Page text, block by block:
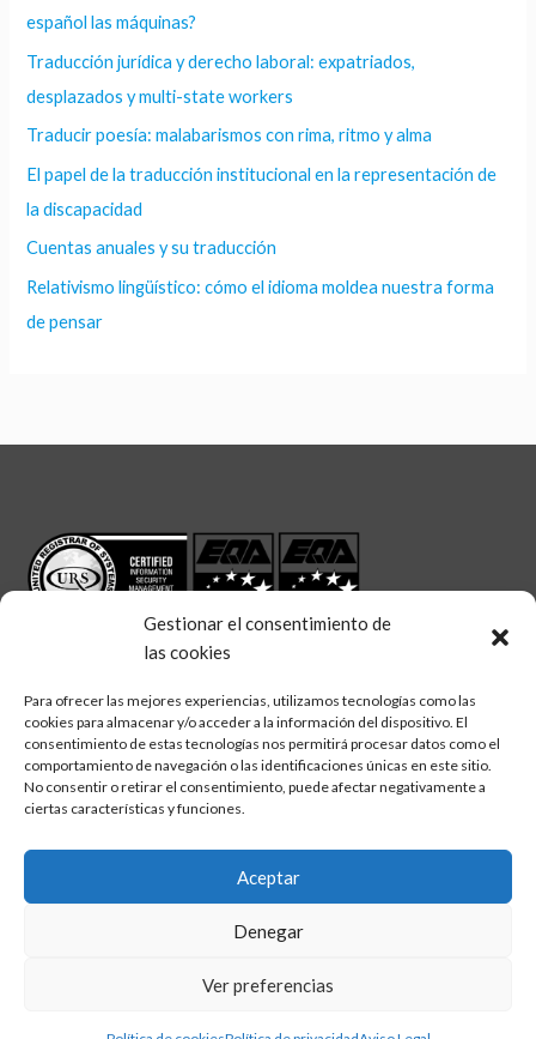
Gestionar el consentimiento de
las cookies
Para ofrecer las mejores experiencias, utilizamos tecnologías como las
cookies para almacenar y/o acceder a la información del dispositivo. El
consentimiento de estas tecnologías nos permitirá procesar datos como el
comportamiento de navegación o las identificaciones únicas en este sitio.
No consentir o retirar el consentimiento, puede afectar negativamente a
ciertas características y funciones.
Aceptar
Denegar
Ver preferencias
español las máquinas?
Traducción jurídica y derecho laboral: expatriados,
desplazados y multi-state workers
Traducir poesía: malabarismos con rima, ritmo y alma
El papel de la traducción institucional en la representación de
la discapacidad
Cuentas anuales y su traducción
Relativismo lingüístico: cómo el idioma moldea nuestra forma
de pensar
Síguenos en:
linkedintwitterfacebook
Aviso legal